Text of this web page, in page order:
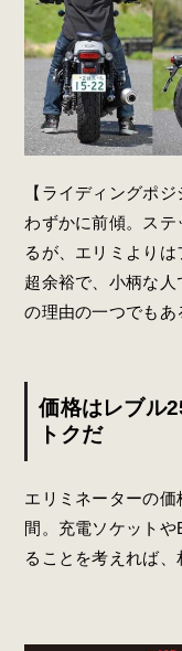
【ライディングポ
わずかに前傾。ス
るが、エリミより
超余裕で、小柄な
の理由の一つでも
価格はレブル
トクだ
エリミネーターの価
間。充電ソケット
ることを考えれば、